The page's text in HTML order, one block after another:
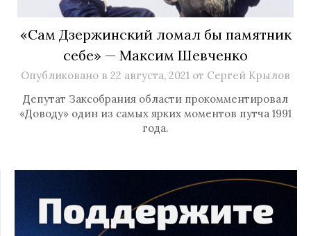
«Сам Дзержинский ломал бы памятник
себе» — Максим Шевченко
Опубликовано в 22 августа, 2021 от Сергей Крылов
Депутат Заксобрания области прокомментировал
«Доводу» один из самых ярких моментов путча 1991
года.